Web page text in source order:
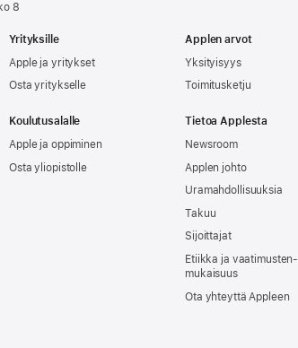
8
Yrityksille
Apple ja yritykset
Osta yritykselle
Koulutusalalle
Apple ja oppiminen
Osta yliopistolle
Applen arvot
Yksityisyys
Toimitusketju
Tietoa Applesta
Newsroom
Applen johto
Uramahdollisuuksia
Takuu
Sijoittajat
Etiikka ja vaatimusten­
mukaisuus
Ota yhteyttä Appleen